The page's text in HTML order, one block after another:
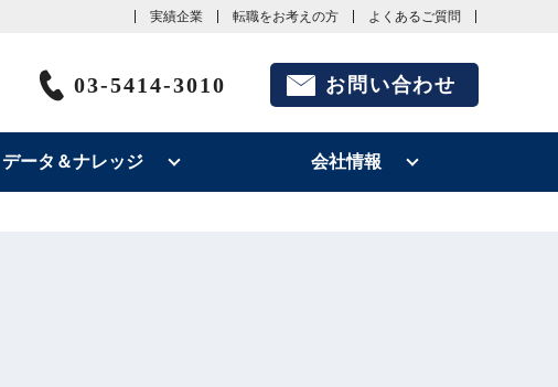
実績企業 転職をお考えの方 よくあるご質問
03-5414-3010 お問い合わせ
データ＆ナレッジ 会社情報